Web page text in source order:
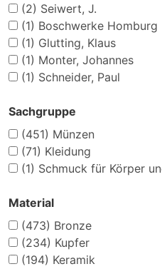
(2) Seiwert, J.
(1) Boschwerke Homburg
(1) Glutting, Klaus
(1) Monter, Johannes
(1) Schneider, Paul
Sachgruppe
(451) Münzen
(71) Kleidung
(1) Schmuck für Körper
Material
(473) Bronze
(234) Kupfer
(194) Keramik